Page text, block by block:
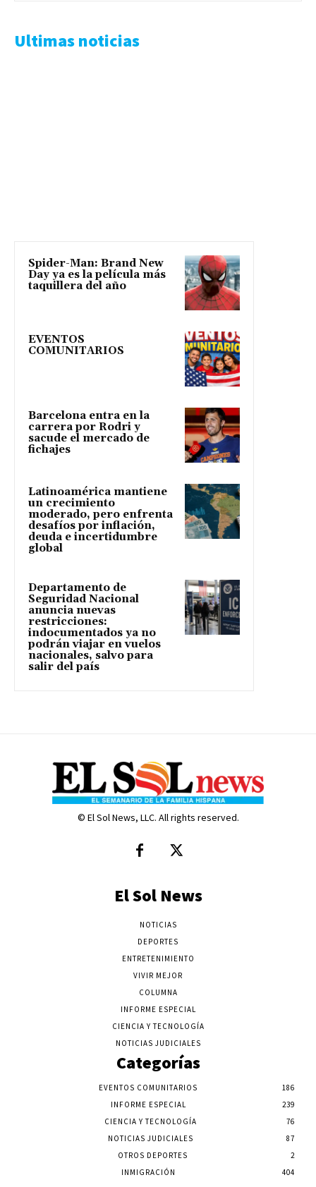
Ultimas noticias
Spider-Man: Brand New
Day ya es la película más
taquillera del año
EVENTOS
COMUNITARIOS
Barcelona entra en la
carrera por Rodri y
sacude el mercado de
fichajes
Latinoamérica mantiene
un crecimiento
moderado, pero enfrenta
desafíos por inflación,
deuda e incertidumbre
global
Departamento de
Seguridad Nacional
anuncia nuevas
restricciones:
indocumentados ya no
podrán viajar en vuelos
nacionales, salvo para
salir del país
© El Sol News, LLC. All rights reserved.
El Sol News
NOTICIAS
DEPORTES
ENTRETENIMIENTO
VIVIR MEJOR
COLUMNA
INFORME ESPECIAL
CIENCIA Y TECNOLOGÍA
NOTICIAS JUDICIALES
Categorías
EVENTOS COMUNITARIOS
186
INFORME ESPECIAL
239
CIENCIA Y TECNOLOGÍA
76
NOTICIAS JUDICIALES
87
OTROS DEPORTES
2
INMIGRACIÓN
404